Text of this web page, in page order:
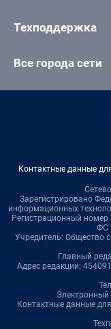
Техподдержка
Все города сети
Контактные данные
Зарегистрировано
информационных
Регистрационный
ФС
Учредитель: Общество
Главный
Адрес редакции:
Электронный
Контактные данные